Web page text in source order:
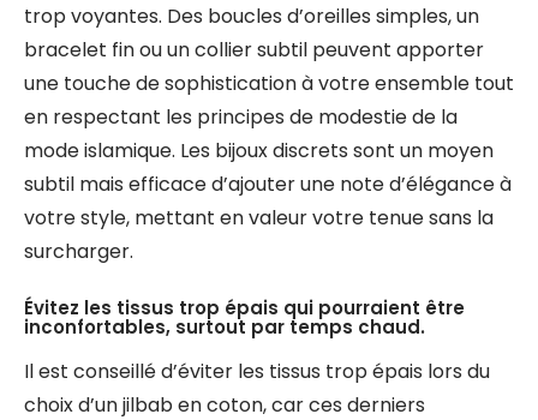
trop voyantes. Des boucles d’oreilles simples, un
bracelet fin ou un collier subtil peuvent apporter
une touche de sophistication à votre ensemble tout
en respectant les principes de modestie de la
mode islamique. Les bijoux discrets sont un moyen
subtil mais efficace d’ajouter une note d’élégance à
votre style, mettant en valeur votre tenue sans la
surcharger.
Évitez les tissus trop épais qui pourraient être
inconfortables, surtout par temps chaud.
Il est conseillé d’éviter les tissus trop épais lors du
choix d’un jilbab en coton, car ces derniers